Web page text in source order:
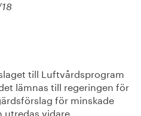
till Luftvårdsprogram
lämnas till regeringen för
för minskade
vidare.